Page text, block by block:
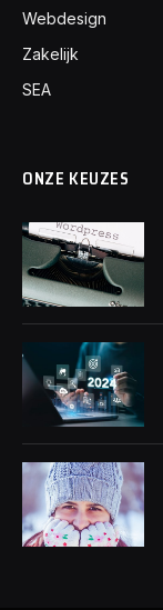
Webdesign
Zakelijk
SEA
ONZE KEUZES